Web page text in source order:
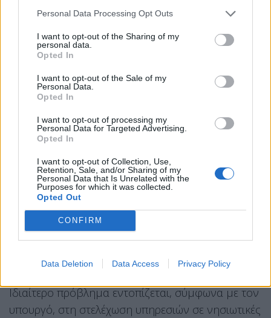
Personal Data Processing Opt Outs
I want to opt-out of the Sharing of my
personal data.
Opted In
I want to opt-out of the Sale of my
Personal Data.
Opted In
I want to opt-out of processing my
Personal Data for Targeted Advertising.
Opted In
I want to opt-out of Collection, Use,
Retention, Sale, and/or Sharing of my
Personal Data that Is Unrelated with the
Purposes for which it was collected.
Opted Out
CONFIRM
Data Deletion Data Access Privacy Policy
αποτελεσματικότητα.
Ιδιαίτερη αναφορά έκανε στη συμβολή της
Εθνικής Σχολής Δημόσιας Διοίκησης και
απόφοιτοί της αποτελούν υψηλού επιπέδου
στελέχη που μπορούν να καλύψουν κρίσιμες
ανάγκες της δημόσιας διοίκησης.
στελέχωσης, κυρίως σε ειδικότητες υψηλής
ζήτησης, όπως οι μηχανικοί και οι επιστήμονες
πληροφορικής. Όπως εξήγησε, η βελτίωση της
οικονομικής δραστηριότητας στον ιδιωτικό τομέα
καθιστά δυσκολότερη την προσέλκυση αυτών των
είναι συχνά υψηλότερες στην αγορά.
Ιδιαίτερο πρόβλημα εντοπίζεται, σύμφωνα με τον
υπουργό, στη στελέχωση υπηρεσιών σε νησιωτικές